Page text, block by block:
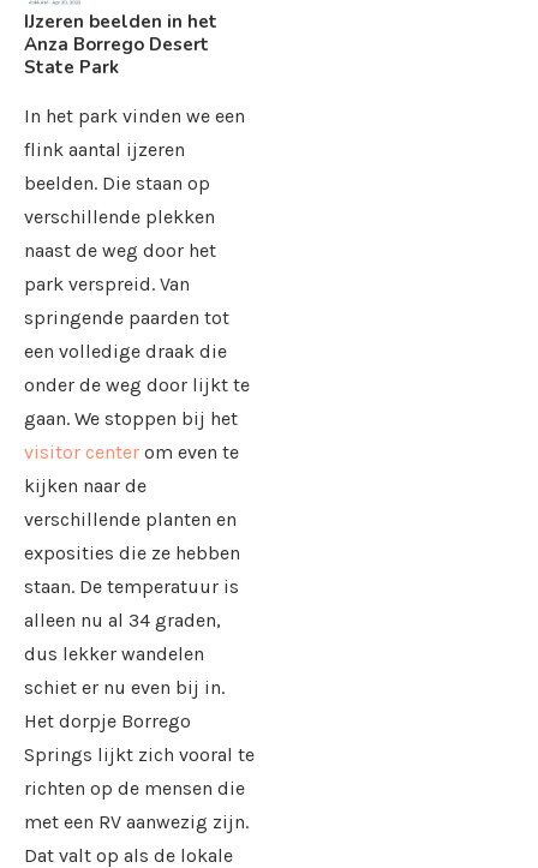
IJzeren beelden in het
Anza Borrego Desert
State Park
In het park vinden we een
flink aantal ijzeren
beelden. Die staan op
verschillende plekken
naast de weg door het
park verspreid. Van
springende paarden tot
een volledige draak die
onder de weg door lijkt te
gaan. We stoppen bij het
visitor center om even te
kijken naar de
verschillende planten en
exposities die ze hebben
staan. De temperatuur is
alleen nu al 34 graden,
dus lekker wandelen
schiet er nu even bij in.
Het dorpje Borrego
Springs lijkt zich vooral te
richten op de mensen die
met een RV aanwezig zijn.
Dat valt op als de lokale